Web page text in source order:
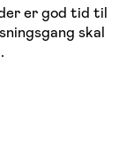
er god tid til
skal